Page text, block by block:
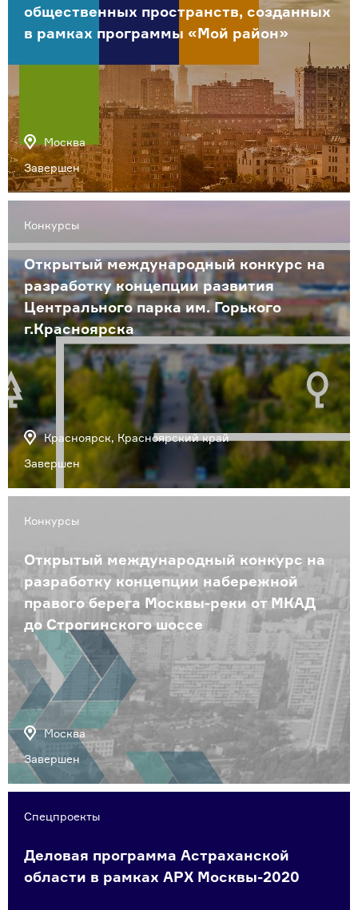
общественных пространств, созданных
в рамках программы «Мой район»
Москва
Завершен
Конкурсы
Открытый международный конкурс на
разработку концепции развития
Центрального парка им. Горького
г.Красноярска
Красноярск, Красноярский край
Завершен
Конкурсы
Открытый международный конкурс на
разработку концепции набережной
правого берега Москвы-реки от МКАД
до Строгинского шоссе
Москва
Завершен
Спецпроекты
Деловая программа Астраханской
области в рамках АРХ Москвы-2020